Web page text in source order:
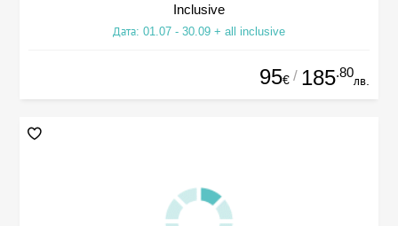
Inclusive
Дата: 01.07 - 30.09 + all inclusive
95€ / 185.80
лв.